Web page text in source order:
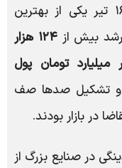
بورس تهران در معاملات سه‌شنبه ۱۶ تیر یکی از بهترین
رشد بیش از
۱۲۴ هزار
میلیارد تومان پول
و تشکیل صدها صف
در بازار بودند.
در صنایع بزرگ از